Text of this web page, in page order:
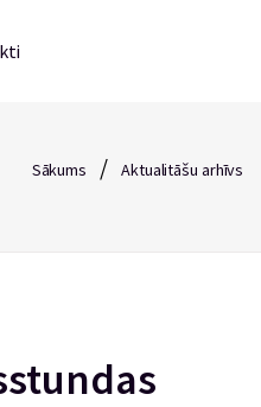
Sākums / Aktualitāšu arhīvs